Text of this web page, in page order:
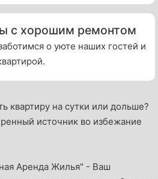
с хорошим ремонтом
о уюте наших гостей и
квартиру на сутки или дольше?
источник во избежание
Аренда Жилья" - Ваш